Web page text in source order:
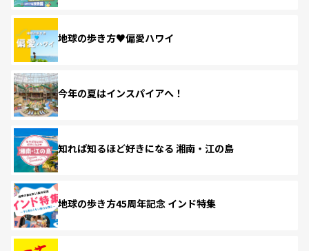
地球の歩き方♥偏愛ハワイ
今年の夏はインスパイアへ！
知れば知るほど好きになる 湘南・江の島
地球の歩き方45周年記念 インド特集